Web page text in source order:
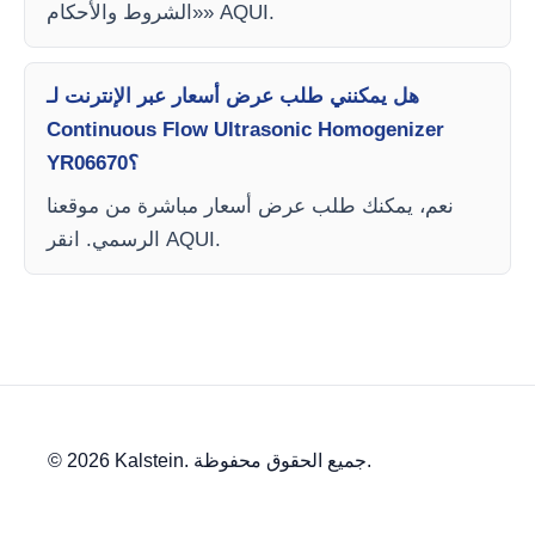
«الشروط والأحكام» AQUI.
هل يمكنني طلب عرض أسعار عبر الإنترنت لـ
Continuous Flow Ultrasonic Homogenizer
YR06670؟
نعم، يمكنك طلب عرض أسعار مباشرة من موقعنا
الرسمي. انقر AQUI.
© 2026 Kalstein. جميع الحقوق محفوظة.